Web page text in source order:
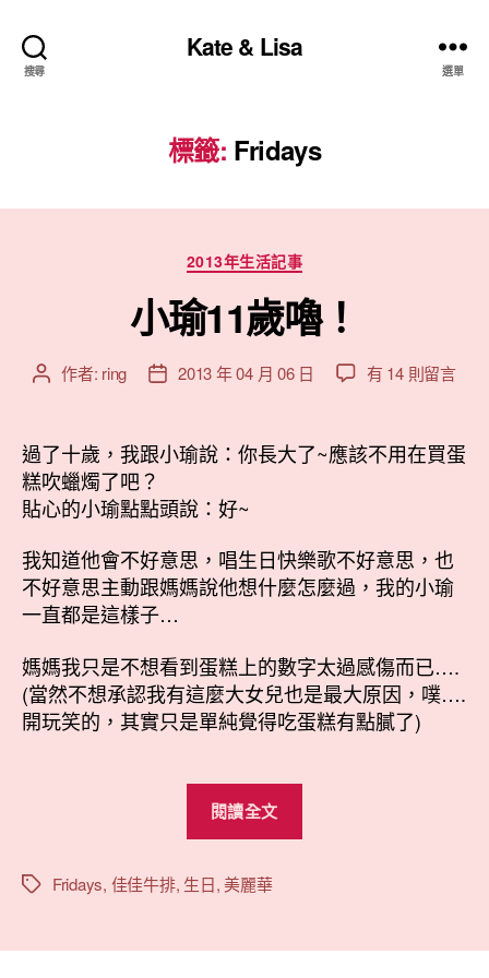
搜尋
Kate & Lisa
選單
標籤: Fridays
分
類
2013年生活記事
小瑜11歲嚕！
文
者
作者: ring
文
佈
日
2013 年 04 月 06 日
在
11
歲
有 14 則留言
過了十歲，我跟小瑜說：你長大了~應該不用在買蛋
糕吹蠟燭了吧？
貼心的小瑜點點頭說：好~
我知道他會不好意思，唱生日快樂歌不好意思，也
不好意思主動跟媽媽說他想什麼怎麼過，我的小瑜
一直都是這樣子…
媽媽我只是不想看到蛋糕上的數字太過感傷而已….
(當然不想承認我有這麼大女兒也是最大原因，噗….
開玩笑的，其實只是單純覺得吃蛋糕有點膩了)
閱讀全文
標
Fridays, 佳佳牛排, 生日,美麗華